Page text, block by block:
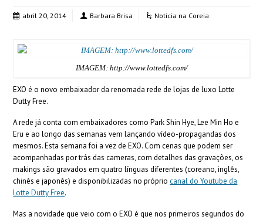
abril 20, 2014 Barbara Brisa Noticia na Coreia
IMAGEM: http://www.lottedfs.com/
EXO é o novo embaixador da renomada rede de lojas de luxo Lotte
Dutty Free.
A rede já conta com embaixadores como Park Shin Hye, Lee Min Ho e
Eru e ao longo das semanas vem lançando vídeo-propagandas dos
mesmos. Esta semana foi a vez de EXO.Com cenas que podem ser
acompanhadas por trás das cameras, com detalhes das gravações, os
makings são gravados em quatro línguas diferentes (coreano, inglês,
chinês e japonês) e disponibilizadas no própriocanal do Youtube da
Lotte Dutty Free.
Mas a novidade que veio com o EXO é que nos primeiros segundos do